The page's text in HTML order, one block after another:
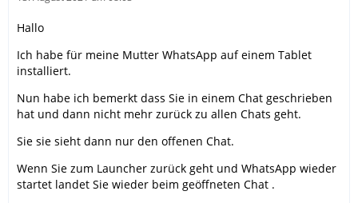
Hallo
Ich habe für meine Mutter WhatsApp auf einem Tablet
installiert.
Nun habe ich bemerkt dass Sie in einem Chat geschrieben
hat und dann nicht mehr zurück zu allen Chats geht.
Sie sie sieht dann nur den offenen Chat.
Wenn Sie zum Launcher zurück geht und WhatsApp wieder
startet landet Sie wieder beim geöffneten Chat .